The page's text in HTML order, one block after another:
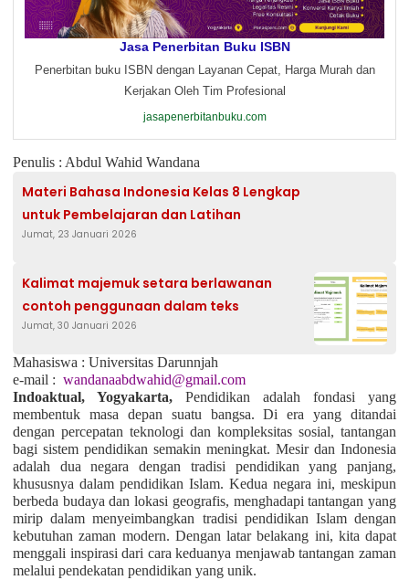
Jasa Penerbitan Buku ISBN
Penerbitan buku ISBN dengan Layanan Cepat, Harga Murah dan
Kerjakan Oleh Tim Profesional
jasapenerbitanbuku.com
Penulis : Abdul Wahid Wandana
Materi Bahasa Indonesia Kelas 8 Lengkap
untuk Pembelajaran dan Latihan
Jumat, 23 Januari 2026
Kalimat majemuk setara berlawanan
contoh penggunaan dalam teks
Jumat, 30 Januari 2026
Mahasiswa : Universitas Darunnjah
e-mail : wandanaabdwahid@gmail.com
Indoaktual, Yogyakarta, Pendidikan adalah fondasi yang
membentuk masa depan suatu bangsa. Di era yang ditandai
dengan percepatan teknologi dan kompleksitas sosial, tantangan
bagi sistem pendidikan semakin meningkat. Mesir dan Indonesia
adalah dua negara dengan tradisi pendidikan yang panjang,
khususnya dalam pendidikan Islam. Kedua negara ini, meskipun
berbeda budaya dan lokasi geografis, menghadapi tantangan yang
mirip dalam menyeimbangkan tradisi pendidikan Islam dengan
kebutuhan zaman modern. Dengan latar belakang ini, kita dapat
menggali inspirasi dari cara keduanya menjawab tantangan zaman
melalui pendekatan pendidikan yang unik.